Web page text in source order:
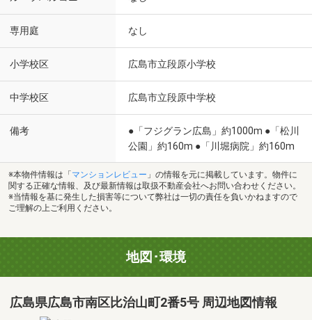
専用庭 なし
小学校区 広島市立段原小学校
中学校区 広島市立段原中学校
備考
●「フジグラン広島」約1000m ●「松川
公園」約160m ●「川堀病院」約160m
※本物件情報は「 マンションレビュー 」の情報を元に掲載しています。物件に
関する正確な情報、及び最新情報は取扱不動産会社へお問い合わせください。
※当情報を基に発生した損害等について弊社は一切の責任を負いかねますので
ご理解の上ご利用ください。
地図･環境
広島県広島市南区比治山町2番5号 周辺地図情報